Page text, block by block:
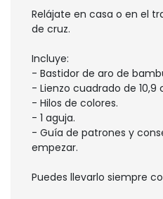
Relájate en casa o en el
de cruz.
Incluye:
- Bastidor de aro de
- Lienzo cuadrado de 10,9
- Hilos de colores.
- 1 aguja.
- Guía de patrones y
empezar.
Puedes llevarlo siempre